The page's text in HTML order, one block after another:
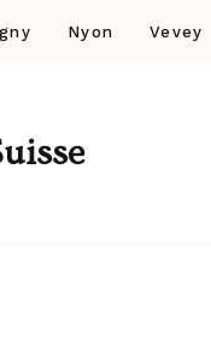
Nyon Vevey